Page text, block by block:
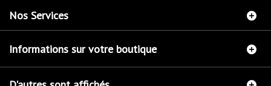
Nos Services
Informations sur votre boutique